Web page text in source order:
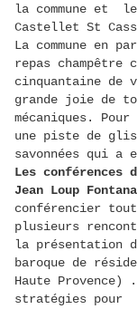
la commune et
Castellet St
La commune en
repas
cinquantaine de
grande joie de
mécaniques.
une piste de
savonnées qui a
Les conférences
Jean Loup Fontana
conférencier
plusieurs
la présentation
baroque de
Haute
stratégies pour